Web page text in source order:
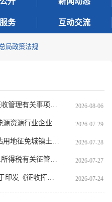
务 互动交流
总局政策法规
有关事项的公告 2026-08-06
镇土地使用税政策的公告 2026-07-29
镇土地使用税的通知 2026-07-28
关征管事项的公告 2026-07-27
护税试点实施办法》的通知 2026-07-24